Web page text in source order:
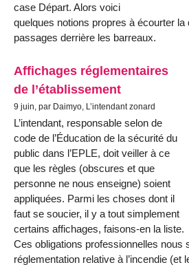
case Départ. Alors voici
quelques notions propres à écourter la
passages derrière les barreaux.
Affichages réglementaires
de l’établissement
9 juin, par Daimyo, L’intendant zonard
L’intendant, responsable selon de
code de l’Éducation de la sécurité du
public dans l’EPLE, doit veiller à ce
que les règles (obscures et que
personne ne nous enseigne) soient
appliquées. Parmi les choses dont il
faut se soucier, il y a tout simplement
certains affichages, faisons-en la liste.
Ces obligations professionnelles nous
réglementation relative à l’incendie (et